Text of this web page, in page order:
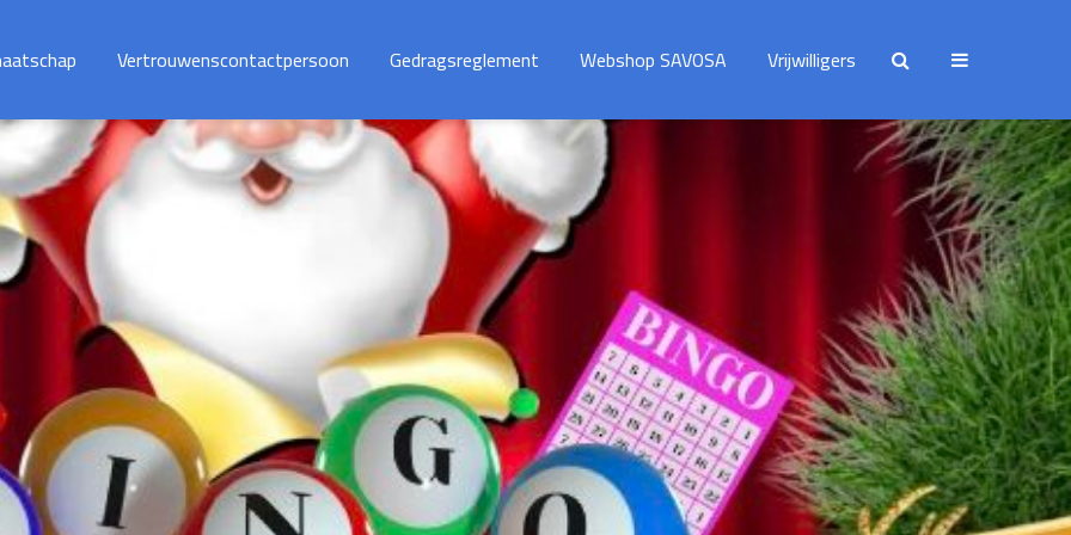
Vertrouwenscontactpersoon Gedragsreglement Webshop SAVOSA Vrijwilligers